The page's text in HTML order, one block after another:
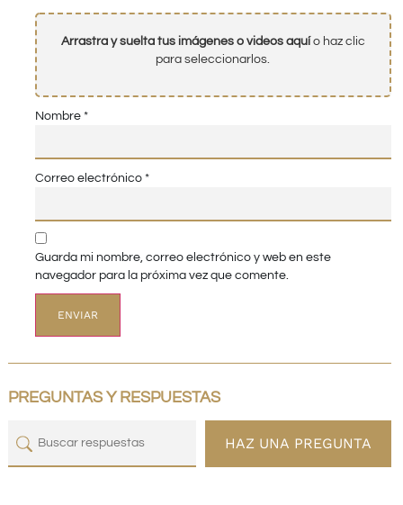
Arrastra y suelta tus imágenes o videos aquío haz clic
para seleccionarlos.
Nombre *
Correo electrónico *
Guarda mi nombre, correo electrónico y web en este
navegador para la próxima vez que comente.
PREGUNTAS Y RESPUESTAS
HAZ UNA PREGUNTA